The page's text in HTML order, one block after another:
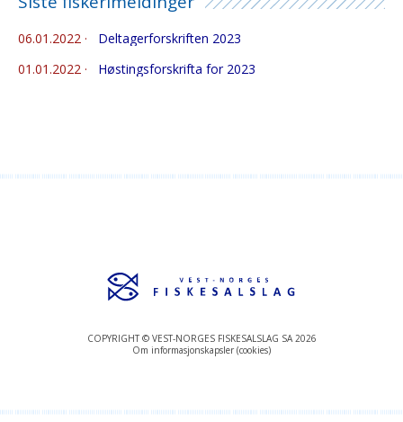
06.01.2022 ·
Deltagerforskriften 2023
01.01.2022 · Høstingsforskrifta for 2023
COPYRIGHT © VEST-NORGES FISKESALSLAG SA 2026
Om informasjonskapsler (cookies)